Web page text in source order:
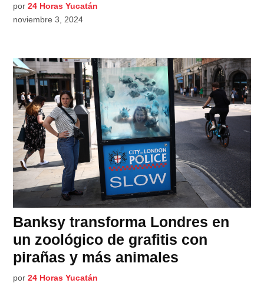
por 24 Horas Yucatán
noviembre 3, 2024
Banksy transforma Londres en
un zoológico de grafitis con
pirañas y más animales
por 24 Horas Yucatán